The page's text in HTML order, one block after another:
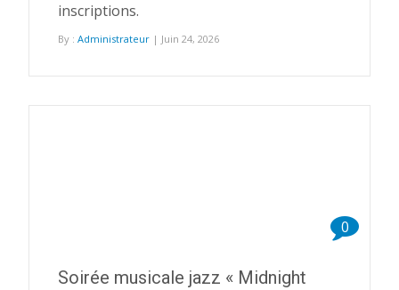
inscriptions.
By : Administrateur | Juin 24, 2026
0
Soirée musicale jazz « Midnight